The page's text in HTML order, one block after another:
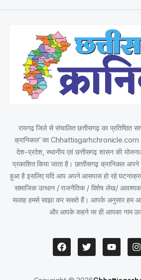
रायगढ़ जिले से संचालित छत्तीसगढ़ का प्रतिष्ठित
क्रानिकल’ का Chhattisgarhchronicle.com
देश-प्रदेश, स्थानीय एवं छत्तीसगढ़ शासन की
प्रकाशित किया जाता है। छत्‍तीसगढ़ क्रानिकल
हुआ है इसलिए यदि आप अपने आसपास हो रहे घटनाक्रम
सामाजिक उत्थान / राजनैतिक / विशेष लेख/
सलाह हमसे साझा कर सकते हैं। आपके अनुसार हम
और आपके कहने पर ही आपका नाम